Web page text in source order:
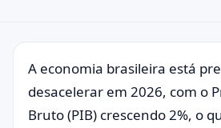
A economia brasileira está
desacelerar em 2026, com o
Bruto (PIB) crescendo 2%, o